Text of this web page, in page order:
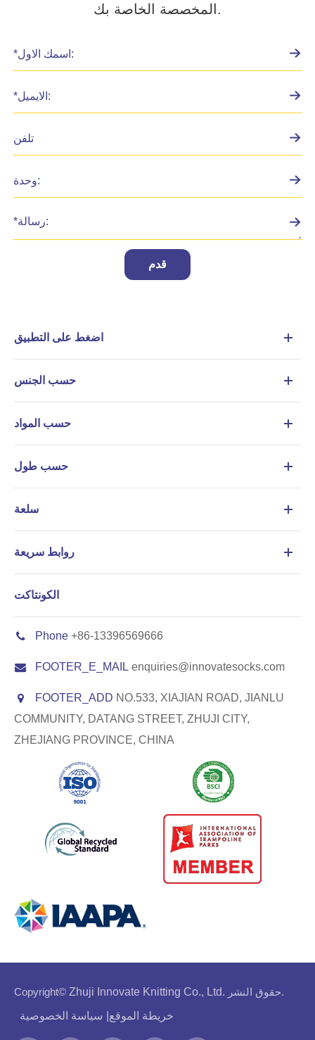
المخصصة الخاصة بك.
قدم
اضغط على التطبيق
حسب الجنس
حسب المواد
حسب طول
سلعة
روابط سريعة
الكونتاكت
Phone +86-13396569666
FOOTER_E_MAIL enquiries@innovatesocks.com
FOOTER_ADD NO.533, XIAJIAN ROAD, JIANLU
COMMUNITY, DATANG STREET, ZHUJI CITY,
ZHEJIANG PROVINCE, CHINA
Copyright© Zhuji Innovate Knitting Co., Ltd.
حقوق النشر.
خريطة الموقع
سياسة الخصوصية